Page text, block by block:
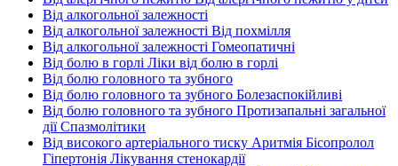
Від алкогольної залежності
Від алкогольної залежності Від похмілля
Від алкогольної залежності Гомеопатичні
Від болю в горлі Ліки від болю в горлі
Від болю головного та зубного
Від болю головного та зубного Болезаспокійливі
Від болю головного та зубного Протизапальні загальної
дії Спазмолітики
Від високого артеріального тиску Аритмія Бісопролол
Гіпертонія Лікування стенокардії